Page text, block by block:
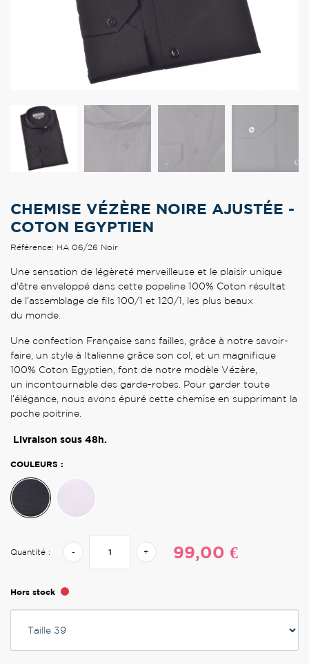
CHEMISE VÉZÈRE NOIRE AJUSTÉE -
COTON EGYPTIEN
Référence: HA 06/26 Noir
Une sensation de légèreté merveilleuse et le plaisir unique
d'être enveloppé dans cette popeline 100% Coton résultat
de l’assemblage de fils 100/1 et 120/1, les plus beaux
du monde.
Une confection Française sans failles, grâce à notre savoir-
faire, un style à Italienne grâce son col, et un magnifique
100% Coton Egyptien, font de notre modèle Vézère,
un incontournable des garde-robes. Pour garder toute
l’élégance, nous avons épuré cette chemise en supprimant la
poche poitrine.
Livraison sous 48h.
COULEURS :
Quantité : - + 99,00 €
Hors stock